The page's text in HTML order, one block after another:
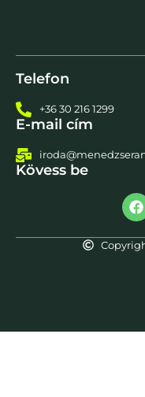
Telefon
+36 30 216 1299
E-mail cím
Kövess be